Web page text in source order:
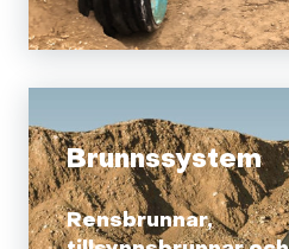
Brunnssystem
Rensbrunnar,